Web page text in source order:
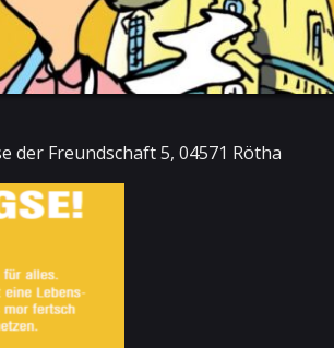
der Freundschaft 5, 04571 Rötha